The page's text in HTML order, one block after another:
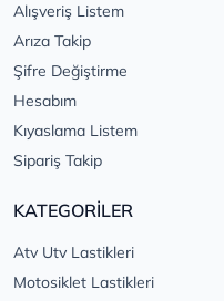
Alışveriş Listem
Arıza Takip
Şifre Değiştirme
Hesabım
Kıyaslama Listem
Sipariş Takip
KATEGORİLER
Atv Utv Lastikleri
Motosiklet Lastikleri